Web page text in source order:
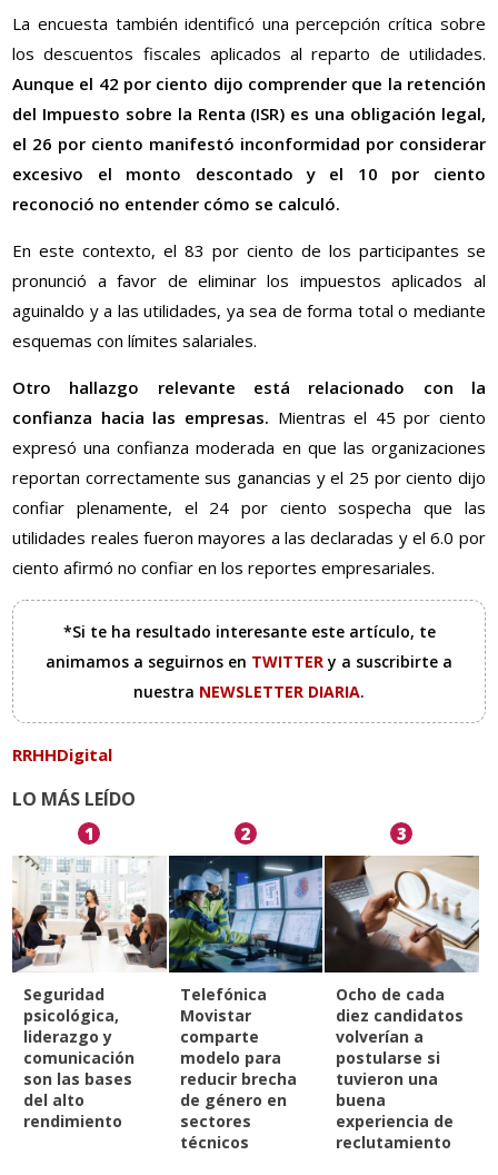
La encuesta también identificó una percepción crítica sobre
los descuentos fiscales aplicados al reparto de utilidades.
Aunque el 42 por ciento dijo comprender que la retención
del Impuesto sobre la Renta (ISR) es una obligación legal,
el 26 por ciento manifestó inconformidad por considerar
excesivo el monto descontado y el 10 por ciento
reconoció no entender cómo se calculó.
En este contexto, el 83 por ciento de los participantes se
pronunció a favor de eliminar los impuestos aplicados al
aguinaldo y a las utilidades, ya sea de forma total o mediante
esquemas con límites salariales.
Otro hallazgo relevante está relacionado con la
confianza hacia las empresas. Mientras el 45 por ciento
expresó una confianza moderada en que las organizaciones
reportan correctamente sus ganancias y el 25 por ciento dijo
confiar plenamente, el 24 por ciento sospecha que las
utilidades reales fueron mayores a las declaradas y el 6.0 por
ciento afirmó no confiar en los reportes empresariales.
*Si te ha resultado interesante este artículo, te
animamos a seguirnos en TWITTERy a suscribirte a
nuestra NEWSLETTER DIARIA.
RRHHDigital
LO MÁS LEÍDO
1
Seguridad
psicológica,
liderazgo y
comunicación
son las bases
del alto
rendimiento
2
Telefónica
Movistar
comparte
modelo para
reducir brecha
de género en
sectores
técnicos
3
Ocho de cada
diez candidatos
volverían a
postularse si
tuvieron una
buena
experiencia de
reclutamiento